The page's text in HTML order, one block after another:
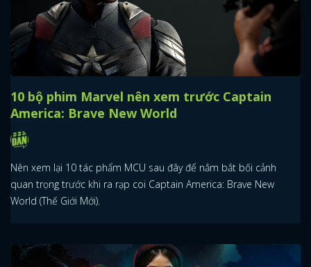
10 bộ phim Marvel nên xem trước Captain
America: Brave New World
Nên xem lại 10 tác phẩm MCU sau đây để nắm bắt bối cảnh
quan trọng trước khi ra rạp coi Captain America: Brave New
World (Thế Giới Mới).